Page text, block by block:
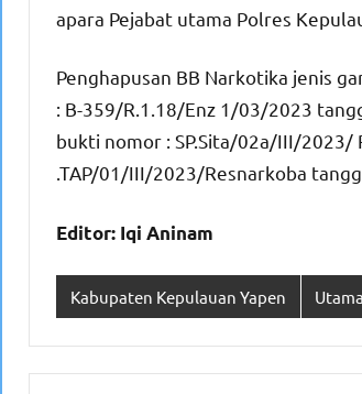
apara Pejabat utama Polres
Penghapusan BB Narkotika jenis
: B-359/R.1.18/Enz 1/03/2023
bukti nomor : SP.Sita/02a/III/2023/
.TAP/01/III/2023/Resnarkoba
Editor: Iqi Aninam
Kabupaten Kepulauan Yapen Utama